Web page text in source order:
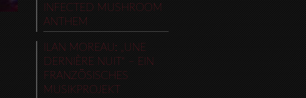
INFECTED MUSHROOM
ANTHEM
ILAN MOREAU: „UNE
DERNIÈRE NUIT“ – EIN
FRANZÖSISCHES
MUSIKPROJEKT